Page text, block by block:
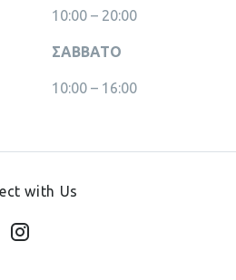
10:00 – 20:00
ΣΑΒΒΑΤΟ
10:00 – 16:00
with Us